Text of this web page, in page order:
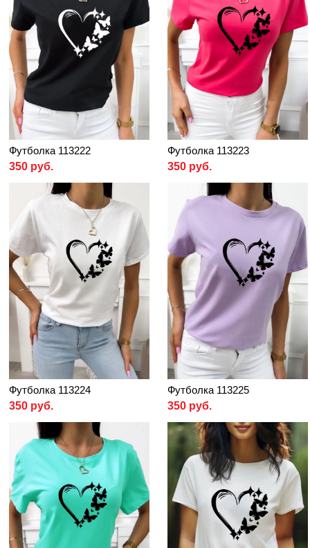
Футболка 113222
350 руб.
Футболка 113223
350 руб.
Футболка 113224
350 руб.
Футболка 113225
350 руб.